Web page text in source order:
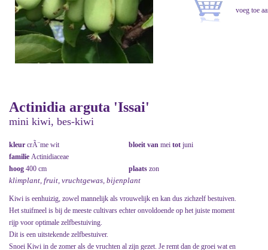
Actinidia arguta 'Issai'
mini kiwi, bes-kiwi
kleur crÃ¨me wit bloeit van mei tot juni
familie Actinidiaceae
hoog 400 cm plaats zon
klimplant, fruit, vruchtgewas, bijenplant
Kiwi is eenhuizig, zowel mannelijk als vrouwelijk en kan dus zichzelf bestuiven.
Het stuifmeel is bij de meeste cultivars echter onvoldoende op het juiste moment
rijp voor optimale zelfbestuiving.
Dit is een uitstekende zelfbestuiver.
Snoei Kiwi in de zomer als de vruchten al zijn gezet. Je remt dan de groei wat en